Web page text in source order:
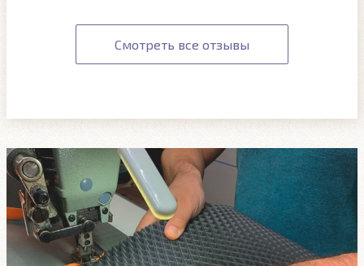
Смотреть все отзывы